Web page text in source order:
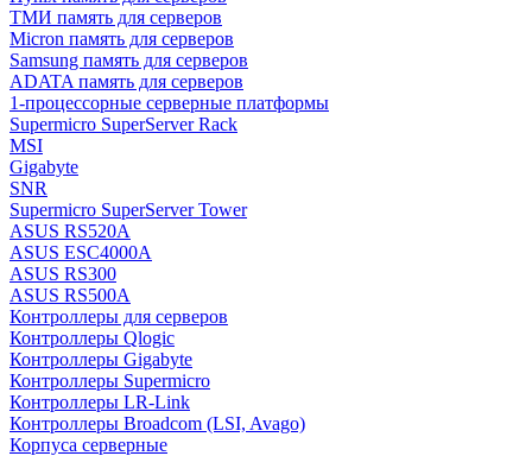
ТМИ память для серверов
Micron память для серверов
Samsung память для серверов
ADATA память для серверов
1-процессорные серверные платформы
Supermicro SuperServer Rack
MSI
Gigabyte
SNR
Supermicro SuperServer Tower
ASUS RS520A
ASUS ESC4000A
ASUS RS300
ASUS RS500A
Контроллеры для серверов
Контроллеры Qlogic
Контроллеры Gigabyte
Контроллеры Supermicro
Контроллеры LR-Link
Контроллеры Broadcom (LSI, Avago)
Корпуса серверные